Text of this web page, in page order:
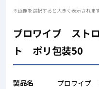
※画像を選択すると大きく表示されます
プロワイプ スト
ト ポリ包装50
製品名
プロワイプ